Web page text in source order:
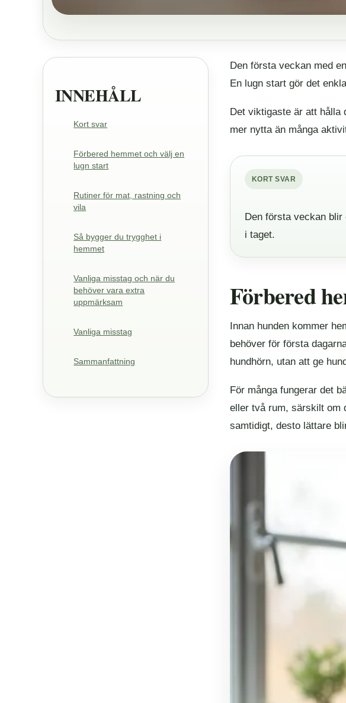
INNEHÅLL
Kort svar
Förbered hemmet och välj en
lugn start
Rutiner för mat, rastning och
vila
Så bygger du trygghet i
hemmet
Vanliga misstag och när du
behöver vara extra
uppmärksam
Vanliga misstag
Sammanfattning
Den första veckan med
En lugn start gör det
Det viktigaste är att hålla
mer nytta än många
KORT SVAR
Den första veckan
i taget.
Förbered
Innan hunden kommer
behöver för första
hundhörn, utan att ge
För många fungerar det
eller två rum, särskilt om
samtidigt, desto lättare